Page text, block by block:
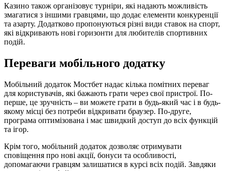
Казино також організовує турніри, які надають можливість
змагатися з іншими гравцями, що додає елементи конкуренції
та азарту. Додатково пропонуються різні види ставок на спорт,
які відкривають нові горизонти для любителів спортивних
подій.
Переваги мобільного додатку
Мобільний додаток Мостбет надає кілька помітних переваг
для користувачів, які бажають грати через свої пристрої. По-
перше, це зручність – ви можете грати в будь-який час і в будь-
якому місці без потреби відкривати браузер. По-друге,
програма оптимізована і має швидкий доступ до всіх функцій
та ігор.
Крім того, мобільний додаток дозволяє отримувати
сповіщення про нові акції, бонуси та особливості,
допомагаючи гравцям залишатися в курсі всіх подій. Завдяки